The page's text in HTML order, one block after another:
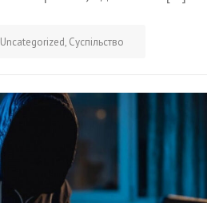
Uncategorized, Суспільство